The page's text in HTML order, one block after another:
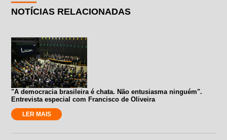
NOTÍCIAS RELACIONADAS
"A democracia brasileira é chata. Não entusiasma ninguém".
Entrevista especial com Francisco de Oliveira
LER MAIS